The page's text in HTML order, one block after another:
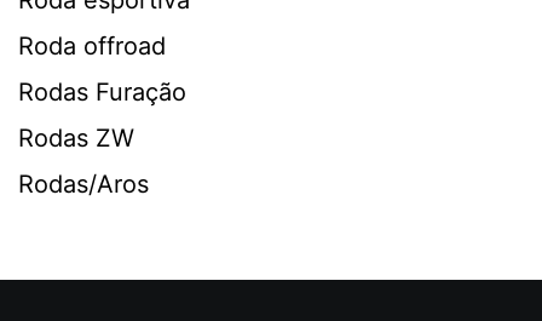
Roda offroad
Rodas Furação
Rodas ZW
Rodas/Aros